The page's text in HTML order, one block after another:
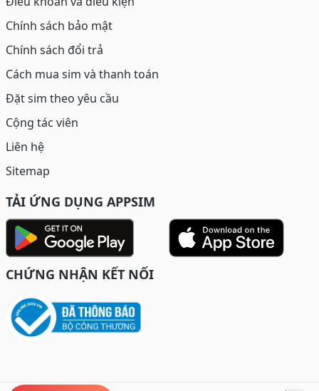
Chính sách bảo mật
Chính sách đổi trả
Cách mua sim và thanh toán
Đặt sim theo yêu cầu
Cộng tác viên
Liên hệ
Sitemap
TẢI ỨNG DỤNG APPSIM
CHỨNG NHẬN KẾT NỐI